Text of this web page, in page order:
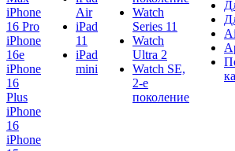
iPhone
16 Pro
iPhone
16e
iPhone
16
Plus
iPhone
16
iPhone
Air
iPad
11
iPad
mini
Watch
Series 11
Watch
Ultra 2
Watch SE,
2-е
поколение